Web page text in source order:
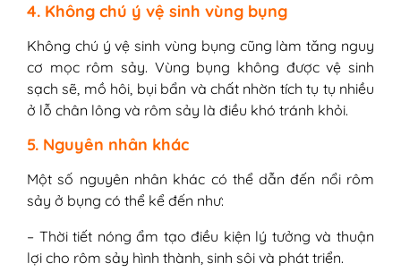
4. Không chú ý vệ sinh vùng bụng
Không chú ý vệ sinh vùng bụng cũng làm tăng nguy
cơ mọc rôm sảy. Vùng bụng không được vệ sinh
sạch sẽ, mồ hôi, bụi bẩn và chất nhờn tích tụ tụ nhiều
ở lỗ chân lông và rôm sảy là điều khó tránh khỏi.
5. Nguyên nhân khác
Một số nguyên nhân khác có thể dẫn đến nổi rôm
sảy ở bụng có thể kể đến như:
– Thời tiết nóng ẩm tạo điều kiện lý tưởng và thuận
lợi cho rôm sảy hình thành, sinh sôi và phát triển.